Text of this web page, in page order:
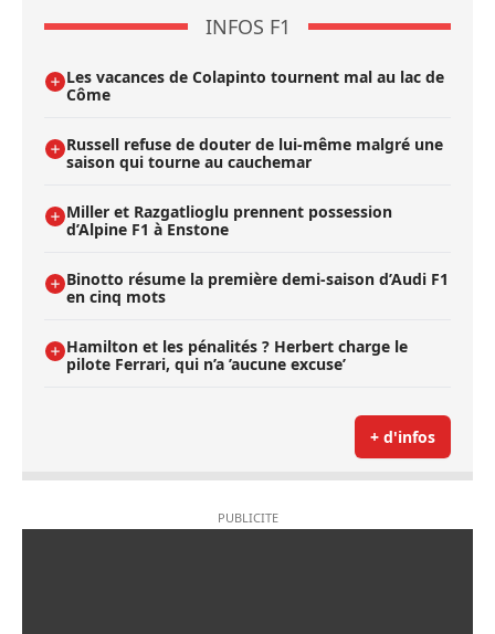
INFOS F1
Les vacances de Colapinto tournent mal au lac de
Côme
Russell refuse de douter de lui-même malgré une
saison qui tourne au cauchemar
Miller et Razgatlioglu prennent possession
d’Alpine F1 à Enstone
Binotto résume la première demi-saison d’Audi F1
en cinq mots
Hamilton et les pénalités ? Herbert charge le
pilote Ferrari, qui n’a ’aucune excuse’
+ d'infos